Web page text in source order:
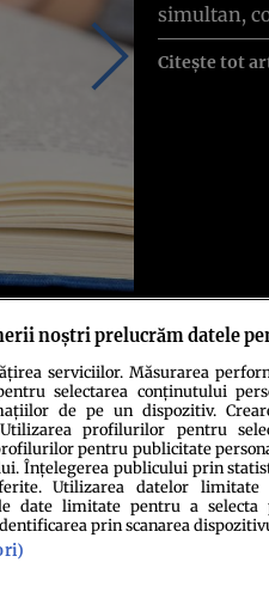
simultan,
Citește tot
redacțională
noștri prelucrăm datele
serviciilor. Măsurarea
selectarea conținutului
de pe un dispozitiv.
profilurilor pentru
pentru publicitate
Înțelegerea publicului prin
Utilizarea datelor limitate
date limitate pentru a selecta
prin scanarea